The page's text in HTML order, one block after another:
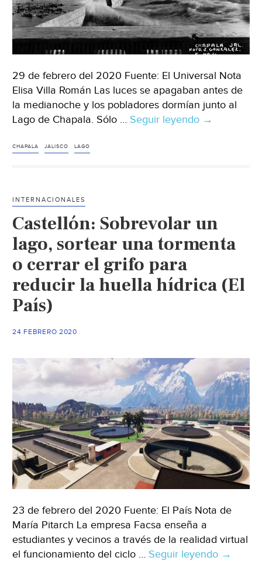
29 de febrero del 2020 Fuente: El Universal Nota
Elisa Villa Román Las luces se apagaban antes de
la medianoche y los pobladores dormían junto al
Lago de Chapala. Sólo … Seguir leyendo Jalisco:
(El
Universal)
→
CHAPALA JALISCO LAGO
INTERNACIONALES
Castellón: Sobrevolar un
lago, sortear una tormenta
o cerrar el grifo para
reducir la huella hídrica (El
País)
24 FEBRERO 2020
23 de febrero del 2020 Fuente: El País Nota de
María Pitarch La empresa Facsa enseña a
estudiantes y vecinos a través de la realidad virtual
el funcionamiento del ciclo … Seguir leyendo →